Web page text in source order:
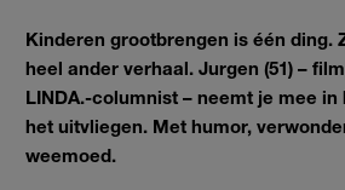
Kinderen grootbrengen is één ding.
heel ander verhaal. Jurgen (51) –
LINDA.-columnist – neemt je mee in
het uitvliegen. Met humor,
weemoed.